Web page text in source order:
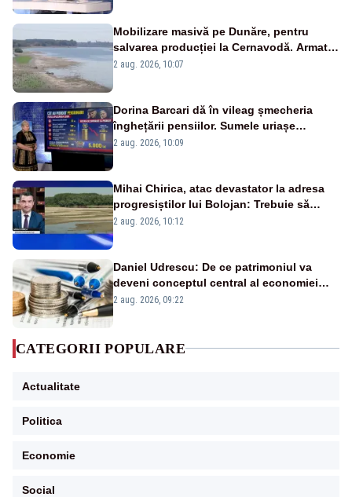
Mobilizare masivă pe Dunăre, pentru
salvarea producției la Cernavodă. Armata
va detona o stâncă și va devia apa
2 aug. 2026, 10:07
Dorina Barcari dă în vileag șmecheria
înghețării pensiilor. Sumele uriașe
pierdute de fiecare român
2 aug. 2026, 10:09
Mihai Chirica, atac devastator la adresa
progresiștilor lui Bolojan: Trebuie să
protejăm și natura, dar nu șținem omaneii
2 aug. 2026, 10:12
Daniel Udrescu: De ce patrimoniul va
deveni conceptul central al economiei
viitoare?
2 aug. 2026, 09:22
CATEGORII POPULARE
Actualitate
Politica
Economie
Social